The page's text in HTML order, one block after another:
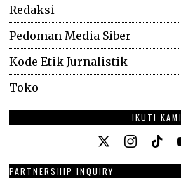
Redaksi
Pedoman Media Siber
Kode Etik Jurnalistik
Toko
IKUTI KAMI
PARTNERSHIP INQUIRY